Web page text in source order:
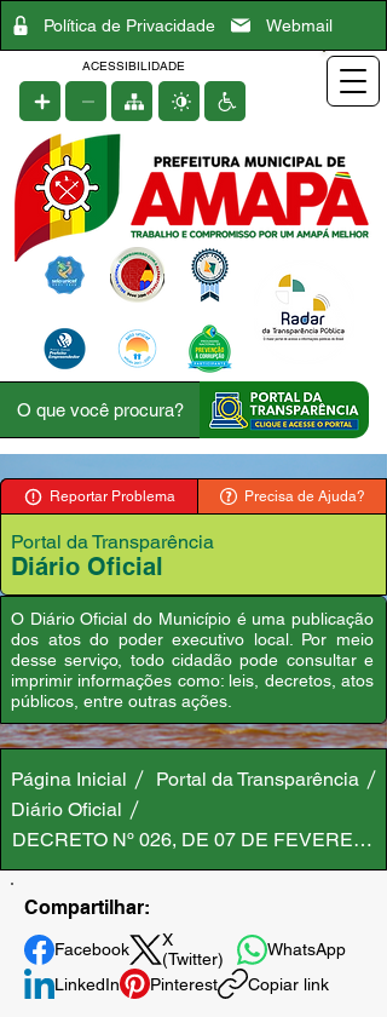
Política de Privacidade Webmail
ACESSIBILIDADE
Reportar Problema Precisa de Ajuda?
Portal da Transparência
Diário Oficial
O Diário Oficial do Município é uma publicação
dos atos do poder executivo local. Por meio
desse serviço, todo cidadão pode consultar e
imprimir informações como: leis, decretos, atos
públicos, entre outras ações.
Página Inicial
Portal da Transparência
Diário Oficial
DECRETO Nº 026, DE 07 DE FEVEREIRO
Compartilhar:
Facebook
X
(Twitter)
WhatsApp
LinkedIn
Pinterest Copiar link